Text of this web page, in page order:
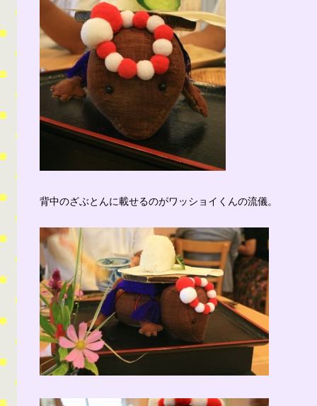
背中のざぶとんに載せるのがワッショイくんの流儀。